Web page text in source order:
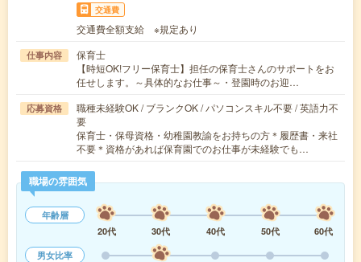
交通費
交通費全額支給 ※規定あり
仕事内容
保育士
【時短OK!フリー保育士】担任の保育士さんのサポートをお
任せします。～具体的なお仕事～・登園時のお迎…
応募資格
職種未経験OK / ブランクOK / パソコンスキル不要 / 英語力不
要
保育士・保母資格・幼稚園教諭をお持ちの方＊履歴書・来社
不要＊資格があれば保育園でのお仕事が未経験でも…
職場の雰囲気
年齢層
20代
30代 40代 50代
60代
男女比率